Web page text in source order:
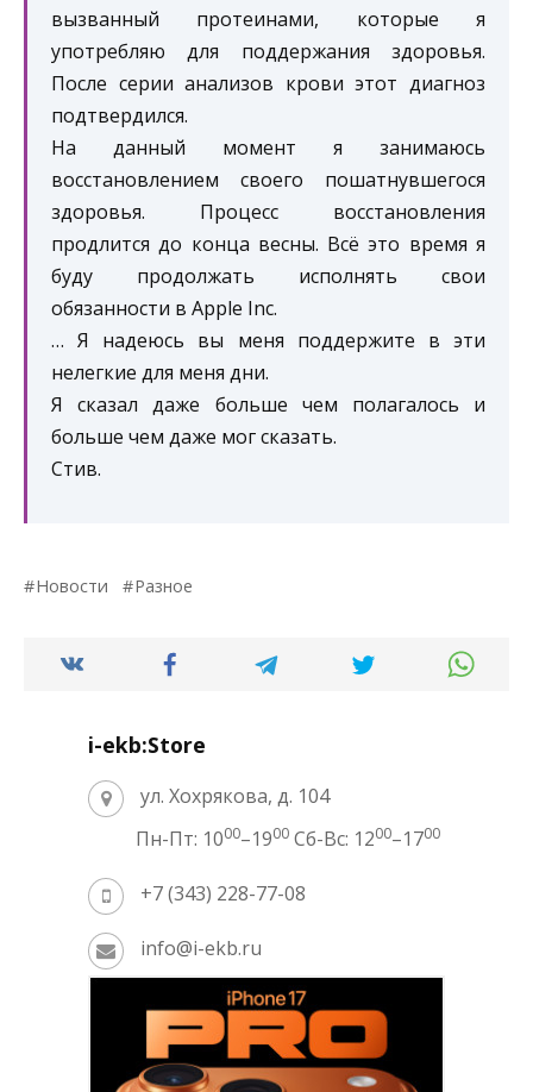
вызванный протеинами, которые я
употребляю для поддержания здоровья.
После серии анализов крови этот диагноз
подтвердился.
На данный момент я занимаюсь
восстановлением своего пошатнувшегося
здоровья. Процесс восстановления
продлится до конца весны. Всё это время я
буду продолжать исполнять свои
обязанности в Apple Inc.
… Я надеюсь вы меня поддержите в эти
нелегкие для меня дни.
Я сказал даже больше чем полагалось и
больше чем даже мог сказать.
Стив.
Новости Разное
i-ekb:Store
ул. Хохрякова, д. 104
Пн-Пт: 1000–1900 Сб-Вс: 1200–1700
+7 (343) 228-77-08
info@i-ekb.ru